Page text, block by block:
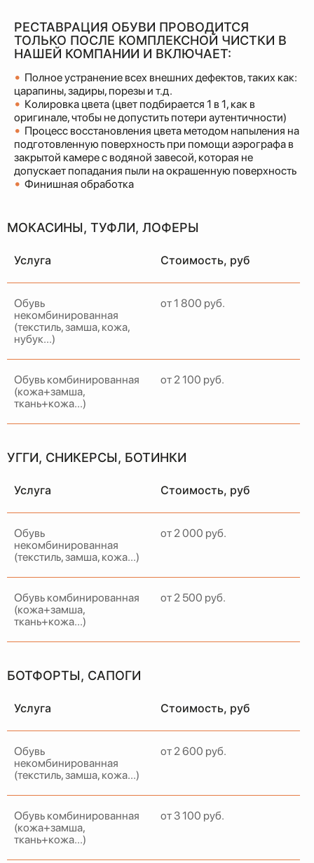
РЕСТАВРАЦИЯ ОБУВИ ПРОВОДИТСЯ
ТОЛЬКО ПОСЛЕ КОМПЛЕКСНОЙ ЧИСТКИ В
НАШЕЙ КОМПАНИИ И ВКЛЮЧАЕТ:
• Полное устранение всех внешних дефектов, таких как:
царапины, задиры, порезы и т.д.
• Колировка цвета (цвет подбирается 1 в 1, как в
оригинале, чтобы не допустить потери аутентичности)
• Процесс восстановления цвета методом напыления на
подготовленную поверхность при помощи аэрографа в
закрытой камере с водяной завесой, которая не
допускает попадания пыли на окрашенную поверхность
• Финишная обработка
МОКАСИНЫ, ТУФЛИ, ЛОФЕРЫ
Услуга Стоимость, руб
Обувь
некомбинированная
(текстиль, замша, кожа,
нубук...)
от 1 800 руб.
Обувь комбинированная
(кожа+замша,
ткань+кожа...)
от 2 100 руб.
УГГИ, СНИКЕРСЫ, БОТИНКИ
Услуга Стоимость, руб
Обувь
некомбинированная
(текстиль, замша, кожа...)
от 2 000 руб.
Обувь комбинированная
(кожа+замша,
ткань+кожа...)
от 2 500 руб.
БОТФОРТЫ, САПОГИ
Услуга Стоимость, руб
Обувь
некомбинированная
(текстиль, замша, кожа...)
от 2 600 руб.
Обувь комбинированная
(кожа+замша,
ткань+кожа...)
от 3 100 руб.
ЗАКАЗАТЬ ДОСТАВКУ
НАШОТДЕЛ
ДОСТАВКИ
МОСКВЕ И МО
Примем ваше изделие,
качественно восстановим и
привезем в идеальном
время и место